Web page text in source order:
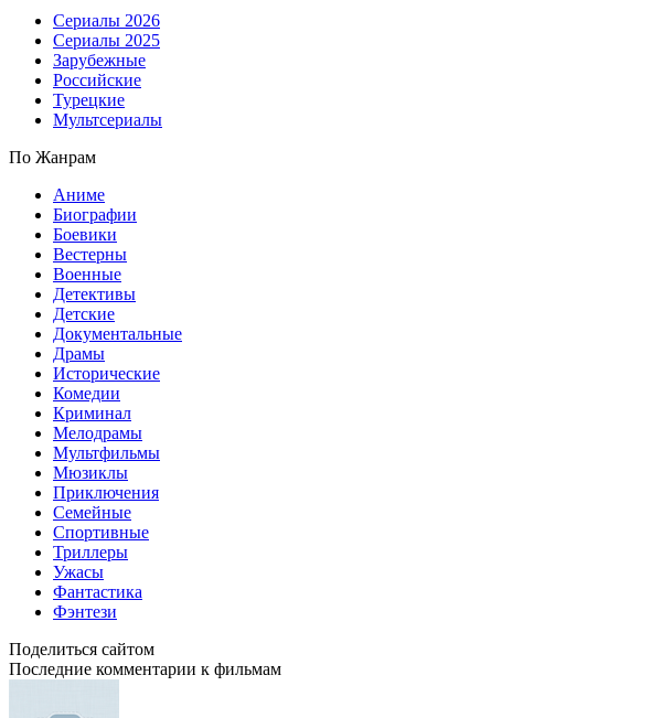
Сериалы 2026
Сериалы 2025
Зарубежные
Российские
Турецкие
Мультсериалы
По Жанрам
Аниме
Биографии
Боевики
Вестерны
Военные
Детективы
Детские
Документальные
Драмы
Исторические
Комедии
Криминал
Мелодрамы
Мультфильмы
Мюзиклы
Приключения
Семейные
Спортивные
Триллеры
Ужасы
Фантастика
Фэнтези
Поделиться сайтом
Последние комментарии к фильмам